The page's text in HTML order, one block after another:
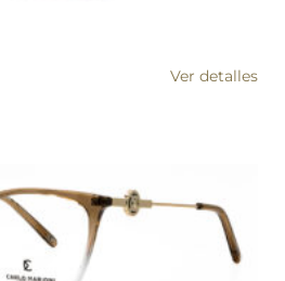
Ver detalles